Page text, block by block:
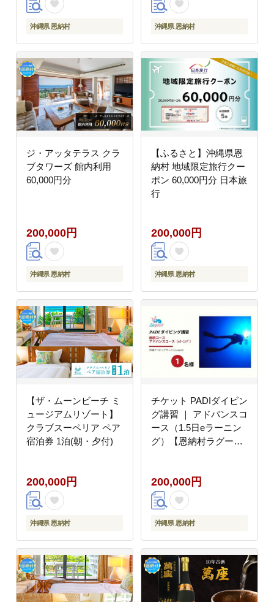
沖縄県 恩納村 沖縄県 恩納村
ジ・アッタテラス クラ
ブタワーズ 館内利用
60,000円分
200,000円
沖縄県 恩納村
【ふるさと】沖縄県恩
納村 地域限定旅行クー
ポン 60,000円分 日本旅
行
200,000円
沖縄県 恩納村
【ザ・ムーンビーチ ミ
ュージアムリゾート】
クラブスーペリア ペア
宿泊券 1泊(朝・夕付)
200,000円
沖縄県 恩納村
チケット PADIダイビン
グ講習 ｜ アドバンスコ
ース（1.5日eラーニン
グ）【恩納村ラグー
200,000円
沖縄県 恩納村